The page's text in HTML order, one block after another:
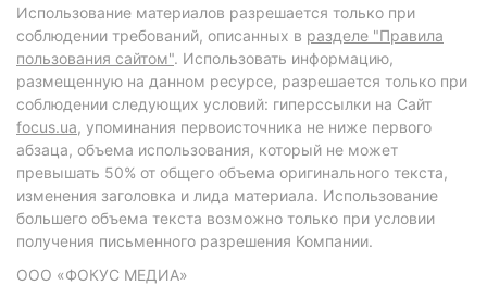
Использование материалов разрешается только при
соблюдении требований, описанных в разделе "Правила
пользования сайтом". Использовать информацию,
размещенную на данном ресурсе, разрешается только при
соблюдении следующих условий: гиперссылки на Сайт
focus.ua, упоминания первоисточника не ниже первого
абзаца, объема использования, который не может
превышать 50% от общего объема оригинального текста,
изменения заголовка и лида материала. Использование
большего объема текста возможно только при условии
получения письменного разрешения Компании.
ООО «ФОКУС МЕДИА»